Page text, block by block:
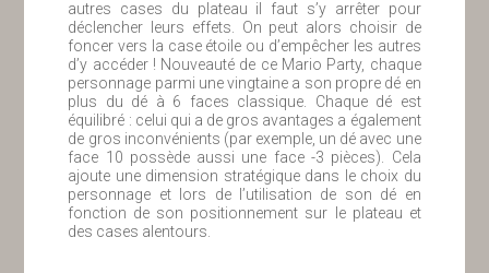
autres cases du plateau il faut s’y arrêter pour
déclencher leurs effets. On peut alors choisir de
foncer vers la case étoile ou d’empêcher les autres
d’y accéder ! Nouveauté de ce Mario Party, chaque
personnage parmi une vingtaine a son propre dé en
plus du dé à 6 faces classique. Chaque dé est
équilibré : celui qui a de gros avantages a également
de gros inconvénients (par exemple, un dé avec une
face 10 possède aussi une face -3 pièces). Cela
ajoute une dimension stratégique dans le choix du
personnage et lors de l’utilisation de son dé en
fonction de son positionnement sur le plateau et
des cases alentours.